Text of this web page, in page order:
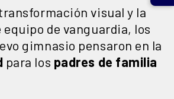
visual y la
de vanguardia, los
gimnasio pensaron en la
para los padres de familia